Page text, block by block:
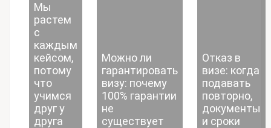
Мы
растем
с
каждым
кейсом,
потому
что
учимся
друг у
друга
Можно ли
гарантировать
визу: почему
100% гарантии
не
существует
Отказ в
визе: когда
подавать
повторно,
документы
и сроки